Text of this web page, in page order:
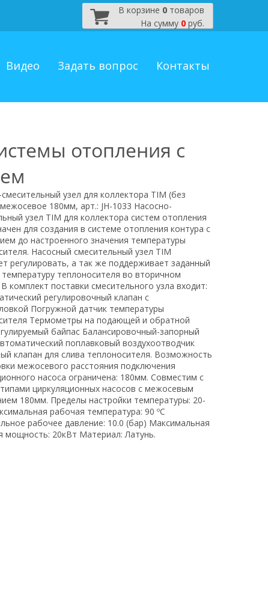
В корзине 0 товаров
На сумму 0 руб.
Видео Задать вопрос Контакты
отопления с
узел для коллектора TIM (без
180мм, арт.: JH-1033 Насосно-
узел TIM для коллектора систем отопления
для создания в системе отопления контура с
до настроенного значения температуры
Насосный смесительный узел TIM
регулировать, а так же поддерживает заданный
температуру теплоносителя во вторичном
комплект поставки смесительного узла входит:
регулировочный клапан с
Погружной датчик температуры
Термометры на подающей и обратной
байпас Балансировочный-запорный
поплавковый воздухоотводчик
клапан для слива теплоносителя. Возможность
межосевого расстояния подключения
насоса ограничена: 180мм. Совместим с
циркуляционных насосов с межосевым
180мм. Пределы настройки температуры: 20-
рабочая температура: 90 ºС
рабочее давление: 10.0 (бар) Максимальная
мощность: 20кВт Материал: Латунь.